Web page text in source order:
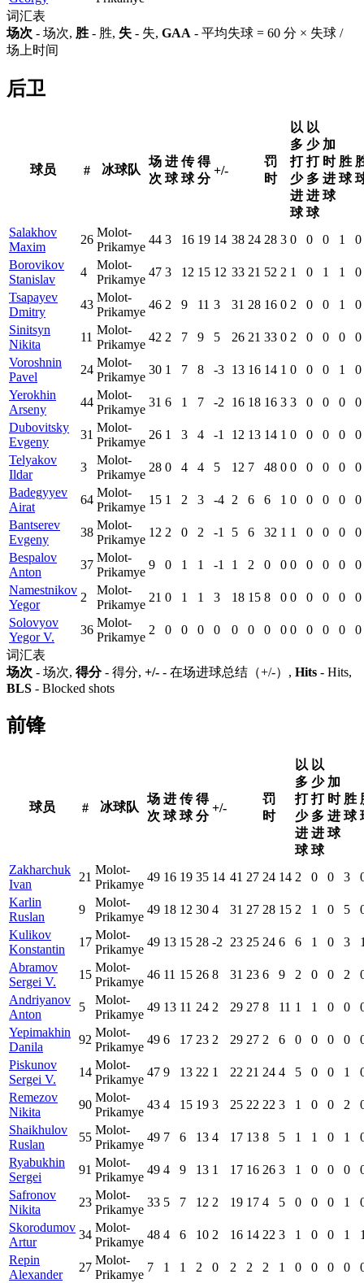
词汇表
场次 - 场次, 胜 - 胜, 失 - 失, GAA - 平均失球 = 60 分 × 失球 /
场上时间
后卫
球员 # 冰球队
场
次
进
球
传
球
得
分
+/-
罚
时
以
多
打
少
进
球
以
少
打
多
进
球
加
时
进
球
胜
球
Salakhov
Maxim
26
Molot-
Prikamye
44 3 16 19 14 38 24 28 3 0 0 0 1
0
Borovikov
Stanislav
4
Molot-
Prikamye
47 3 12 15 12 33 21 52 2 1 0 1 1
0
Tsapayev
Dmitry
43
Molot-
Prikamye
46 2 9 11 3 31 28 16 0 2 0 0 1
0
Sinitsyn
Nikita
11
Molot-
Prikamye
42 2 7 9 5 26 21 33 0 2 0 0 0
0
Voroshnin
Pavel
24
Molot-
Prikamye
30 1 7 8 -3 13 16 14 1 0 0 0 1
0
Yerokhin
Arseny
44
Molot-
Prikamye
31 6 1 7 -2 16 18 16 3 3 0 0 0
0
Dubovitsky
Evgeny
31
Molot-
Prikamye
26 1 3 4 -1 12 13 14 1 0 0 0 0
0
Telyakov
Ildar
3
Molot-
Prikamye
28 0 4 4 5 12 7 48 0 0 0 0 0
0
Badegyyev
Airat
64
Molot-
Prikamye
15 1 2 3 -4 2 6 6 1 0 0 0 0
0
Bantserev
Evgeny
38
Molot-
Prikamye
12 2 0 2 -1 5 6 32 1 1 0 0 0
0
Bespalov
Anton
37
Molot-
Prikamye
9 0 1 1 -1 1 2 0 0 0 0 0 0
0
Namestnikov
Yegor
2
Molot-
Prikamye
21 0 1 1 3 18 15 8 0 0 0 0 0
0
Solovyov
Yegor V.
36
Molot-
Prikamye
2 0 0 0 0 0 0 0 0 0 0 0 0
0
词汇表
场次 - 场次, 得分- 得分, +/- - 在场进球总结（+/-）, Hits - Hits,
BLS - Blocked shots
前锋
球员 # 冰球队
场
次
进
球
传
球
得
分
+/-
罚
时
以
多
打
少
进
球
以
少
打
多
进
球
加
时
进
球
胜
球
Zakharchuk
Ivan
21
Molot-
Prikamye
49 16 19 35 14 41 27 24 14 2 0 0 3
Karlin
Ruslan
9
Molot-
Prikamye
49 18 12 30 4 31 27 28 15 2 1 0 5
Kulikov
Konstantin
17
Molot-
Prikamye
49 13 15 28 -2 23 25 24 6 6 1 0 3
Abramov
Sergei V.
15
Molot-
Prikamye
46 11 15 26 8 31 23 6 9 2 0 0 2
Andriyanov
Anton
5
Molot-
Prikamye
49 13 11 24 2 29 27 8 11 1 1 0 0
Yepimakhin
Danila
92
Molot-
Prikamye
49 6 17 23 2 29 27 2 6 0 0 0 0
Piskunov
Sergei V.
14
Molot-
Prikamye
47 9 13 22 1 22 21 24 4 5 0 0 1
Remezov
Nikita
90
Molot-
Prikamye
43 4 15 19 3 25 22 22 3 1 0 0 2
Shaikhulov
Ruslan
55
Molot-
Prikamye
49 7 6 13 4 17 13 8 5 1 1 0 1
Ryabukhin
Sergei
91
Molot-
Prikamye
49 4 9 13 1 17 16 26 3 1 0 0 0
Safronov
Nikita
23
Molot-
Prikamye
33 5 7 12 2 19 17 4 5 0 0 0 1
Skorodumov
Artur
34
Molot-
Prikamye
48 4 6 10 2 16 14 22 3 1 0 0 1
Repin
Alexander
27
Molot-
Prikamye
7 1 1 2 0 2 2 2 1 0 0 0 0